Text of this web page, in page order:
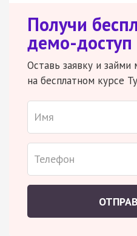
Получи
демо-доступ
Оставь заявку и займи
на бесплатном курсе